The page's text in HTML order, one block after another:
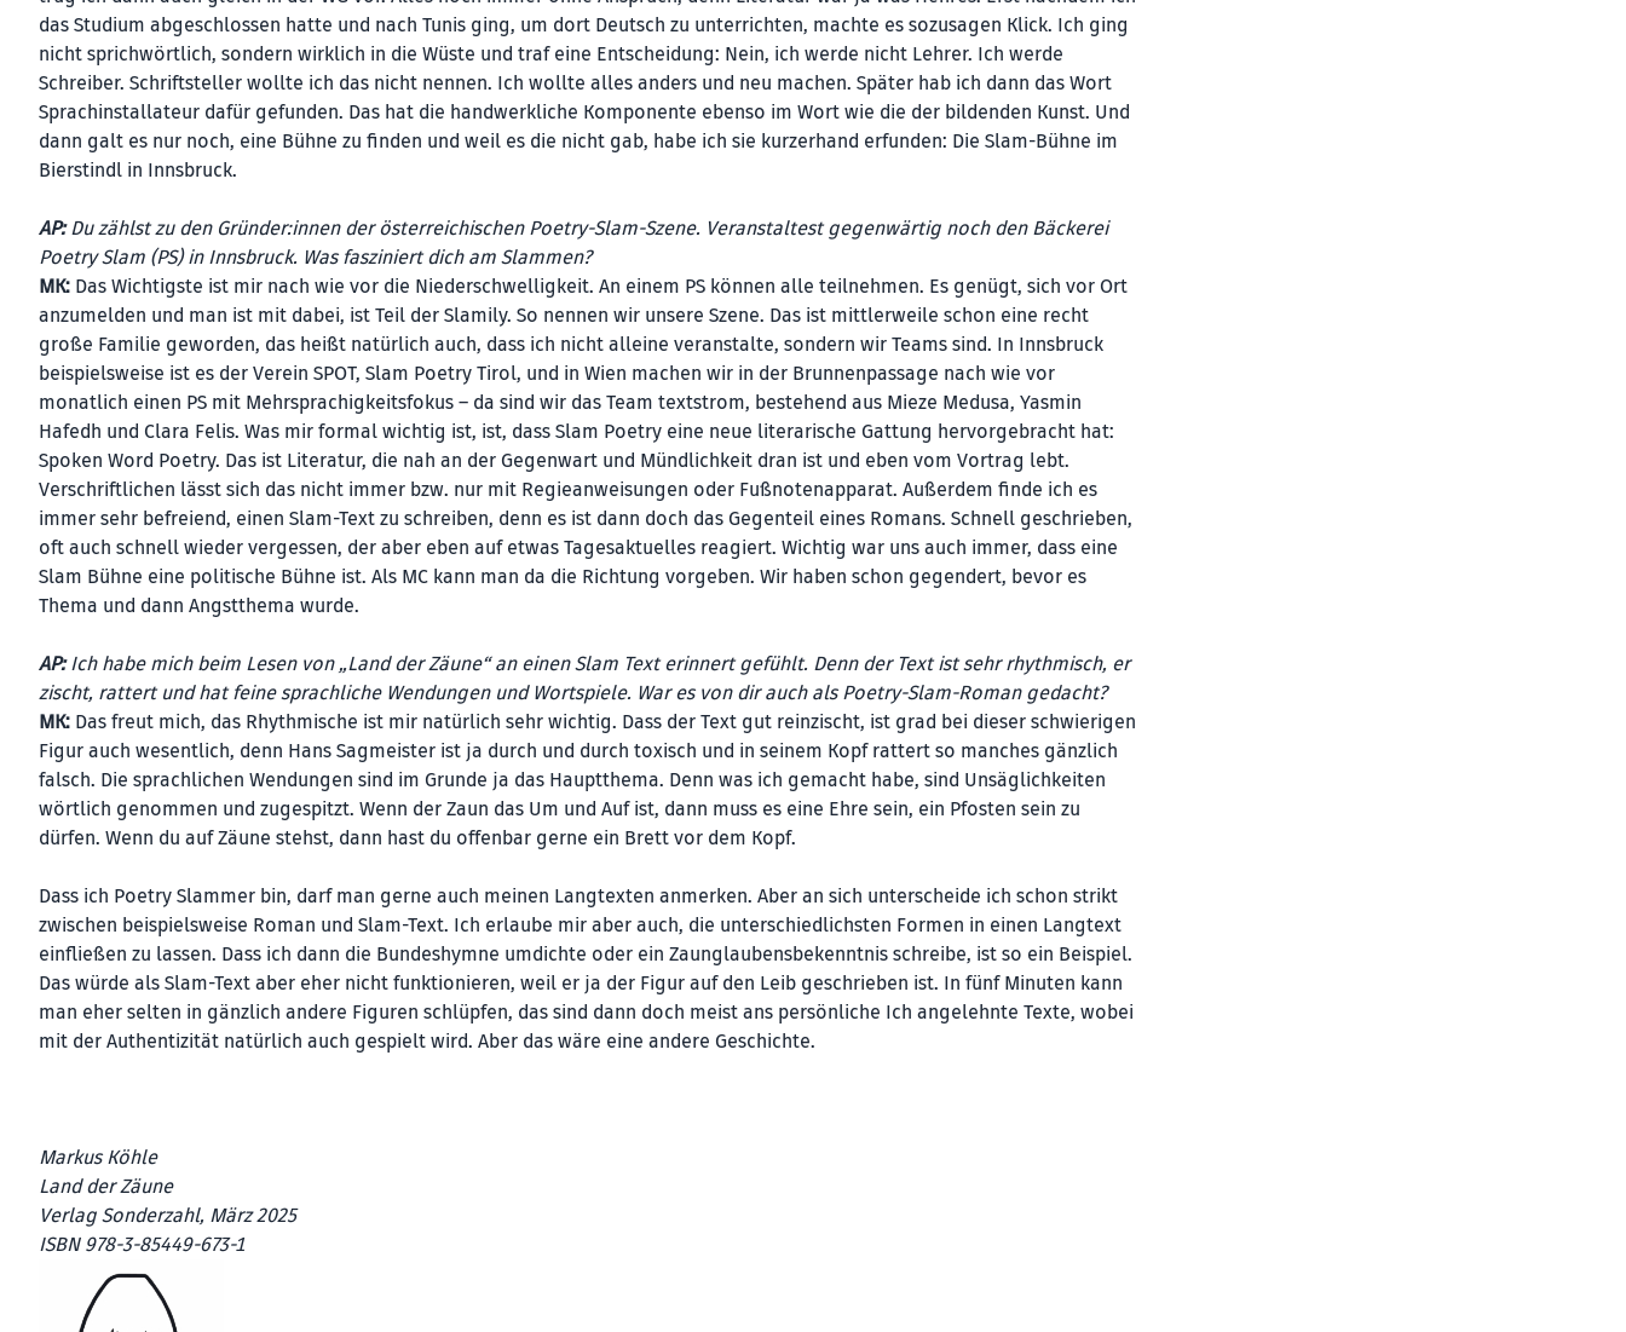
das Studium abgeschlossen hatte und nach Tunis ging, um dort Deutsch zu unterrichten, machte es sozusagen Klick. Ich ging
nicht sprichwörtlich, sondern wirklich in die Wüste und traf eine Entscheidung: Nein, ich werde nicht Lehrer. Ich werde
Schreiber. Schriftsteller wollte ich das nicht nennen. Ich wollte alles anders und neu machen. Später hab ich dann das Wort
Sprachinstallateur dafür gefunden. Das hat die handwerkliche Komponente ebenso im Wort wie die der bildenden Kunst. Und
dann galt es nur noch, eine Bühne zu finden und weil es die nicht gab, habe ich sie kurzerhand erfunden: Die Slam-Bühne im
Bierstindl in Innsbruck.
AP:Du zählst zu den Gründer:innen der österreichischen Poetry-Slam-Szene. Veranstaltest gegenwärtig noch den Bäckerei
Poetry Slam (PS) in Innsbruck. Was fasziniert dich am Slammen?
MK: Das Wichtigste ist mir nach wie vor die Niederschwelligkeit. An einem PS können alle teilnehmen. Es genügt, sich vor Ort
anzumelden und man ist mit dabei, ist Teil der Slamily. So nennen wir unsere Szene. Das ist mittlerweile schon eine recht
große Familie geworden, das heißt natürlich auch, dass ich nicht alleine veranstalte, sondern wir Teams sind. In Innsbruck
beispielsweise ist es der Verein SPOT, Slam Poetry Tirol, und in Wien machen wir in der Brunnenpassage nach wie vor
monatlich einen PS mit Mehrsprachigkeitsfokus – da sind wir das Team textstrom, bestehend aus Mieze Medusa, Yasmin
Hafedh und Clara Felis. Was mir formal wichtig ist, ist, dass Slam Poetry eine neue literarische Gattung hervorgebracht hat:
Spoken Word Poetry. Das ist Literatur, die nah an der Gegenwart und Mündlichkeit dran ist und eben vom Vortrag lebt.
Verschriftlichen lässt sich das nicht immer bzw. nur mit Regieanweisungen oder Fußnotenapparat. Außerdem finde ich es
immer sehr befreiend, einen Slam-Text zu schreiben, denn es ist dann doch das Gegenteil eines Romans. Schnell geschrieben,
oft auch schnell wieder vergessen, der aber eben auf etwas Tagesaktuelles reagiert. Wichtig war uns auch immer, dass eine
Slam Bühne eine politische Bühne ist. Als MC kann man da die Richtung vorgeben. Wir haben schon gegendert, bevor es
Thema und dann Angstthema wurde.
AP:Ich habe mich beim Lesen von „Land der Zäune“ an einen Slam Text erinnert gefühlt. Denn der Text ist sehr rhythmisch, er
zischt, rattert und hat feine sprachliche Wendungen und Wortspiele. War es von dir auch als Poetry-Slam-Roman gedacht?
MK: Das freut mich, das Rhythmische ist mir natürlich sehr wichtig. Dass der Text gut reinzischt, ist grad bei dieser schwierigen
Figur auch wesentlich, denn Hans Sagmeister ist ja durch und durch toxisch und in seinem Kopf rattert so manches gänzlich
falsch. Die sprachlichen Wendungen sind im Grunde ja das Hauptthema. Denn was ich gemacht habe, sind Unsäglichkeiten
wörtlich genommen und zugespitzt. Wenn der Zaun das Um und Auf ist, dann muss es eine Ehre sein, ein Pfosten sein zu
dürfen. Wenn du auf Zäune stehst, dann hast du offenbar gerne ein Brett vor dem Kopf.
Dass ich Poetry Slammer bin, darf man gerne auch meinen Langtexten anmerken. Aber an sich unterscheide ich schon strikt
zwischen beispielsweise Roman und Slam-Text. Ich erlaube mir aber auch, die unterschiedlichsten Formen in einen Langtext
einfließen zu lassen. Dass ich dann die Bundeshymne umdichte oder ein Zaunglaubensbekenntnis schreibe, ist so ein Beispiel.
Das würde als Slam-Text aber eher nicht funktionieren, weil er ja der Figur auf den Leib geschrieben ist. In fünf Minuten kann
man eher selten in gänzlich andere Figuren schlüpfen, das sind dann doch meist ans persönliche Ich angelehnte Texte, wobei
mit der Authentizität natürlich auch gespielt wird. Aber das wäre eine andere Geschichte.
Markus Köhle
Land der Zäune
Verlag Sonderzahl, März 2025
ISBN 978-3-85449-673-1